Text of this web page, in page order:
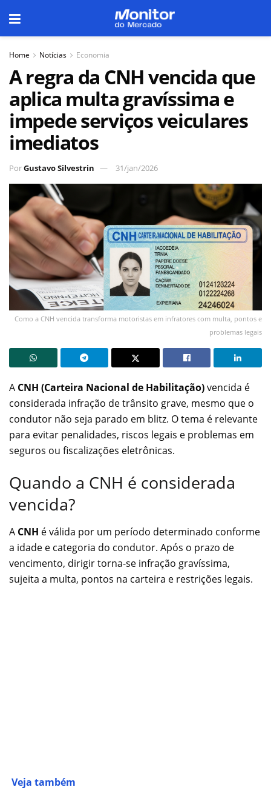
Home Notícias Economia
A regra da CNH vencida que
aplica multa gravíssima e
impede serviços veiculares
imediatos
PorGustavo Silvestrin 31/jan/2026
Como a CNH vencida transforma motoristas em infratores com multa, pontos e
problemas legais
A CNH (Carteira Nacional de Habilitação)vencida é
considerada infração de trânsito grave, mesmo que o
condutor não seja parado em blitz. O tema é relevante
para evitar penalidades, riscos legais e problemas em
seguros ou fiscalizações eletrônicas.
Quando a CNH é considerada
vencida?
A CNH é válida por um período determinado conforme
a idade e categoria do condutor. Após o prazo de
vencimento, dirigir torna-se infração gravíssima,
sujeita a multa, pontos na carteira e restrições legais.
Veja também